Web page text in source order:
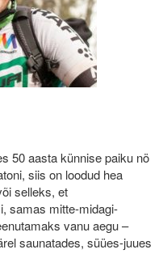
50 aasta künnise paiku nö
siis on loodud hea
selleks, et
samas mitte-midagi-
vanu aegu –
saunatades, süües-juues